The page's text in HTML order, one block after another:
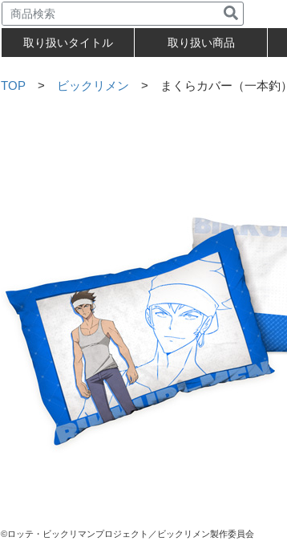
取り扱いタイトル 取り扱い商品
TOP > ビックリメン > まくらカバー（一本釣）
©ロッテ・ビックリマンプロジェクト／ビックリメン製作委員会